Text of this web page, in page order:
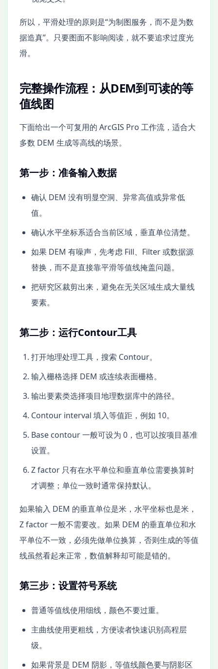
所以，平滑处理的原则是“为制图服务，而不是为数
据造真”。只要图面不影响阅读，就不要追求过度光
滑。
完整操作流程：从DEM到可读的等
值线图
下面给出一个可复用的 ArcGIS Pro 工作流，适合大
多数 DEM 生成等高线的场景。
第一步：准备输入数据
确认 DEM 没有明显空洞、异常高值或异常低
值。
确认水平坐标系适合当前区域，垂直单位清楚。
如果 DEM 有噪声，先考虑 Fill、Filter 或数据源
替换，而不是直接靠平滑等值线掩盖问题。
把研究区裁剪出来，避免在无关区域生成大量线
要素。
第二步：运行Contour工具
打开地理处理工具，搜索 Contour。
输入栅格选择 DEM 或连续表面栅格。
输出要素类选择项目地理数据库中的路径。
Contour interval 填入等值距，例如 10。
Base contour 一般可设为 0，也可以按项目基准
设置。
Z factor 只有在水平单位和垂直单位需要换算时
才调整；单位一致时通常保持默认。
如果输入 DEM 的垂直单位是米，水平坐标也是米，
Z factor 一般不需要改。如果 DEM 的垂直单位和水
平单位不一致，必须先做单位换算，否则生成的等值
线虽然看起来正常，数值解释却可能是错的。
第三步：设置符号系统
普通等值线使用细线，颜色不要过重。
主曲线使用更粗线，方便读者快速识别高程层
级。
如果背景是 DEM 阴影，等值线颜色要与阴影区